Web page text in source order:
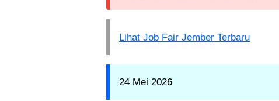
Lihat Job Fair Jember Terbaru
24 Mei 2026